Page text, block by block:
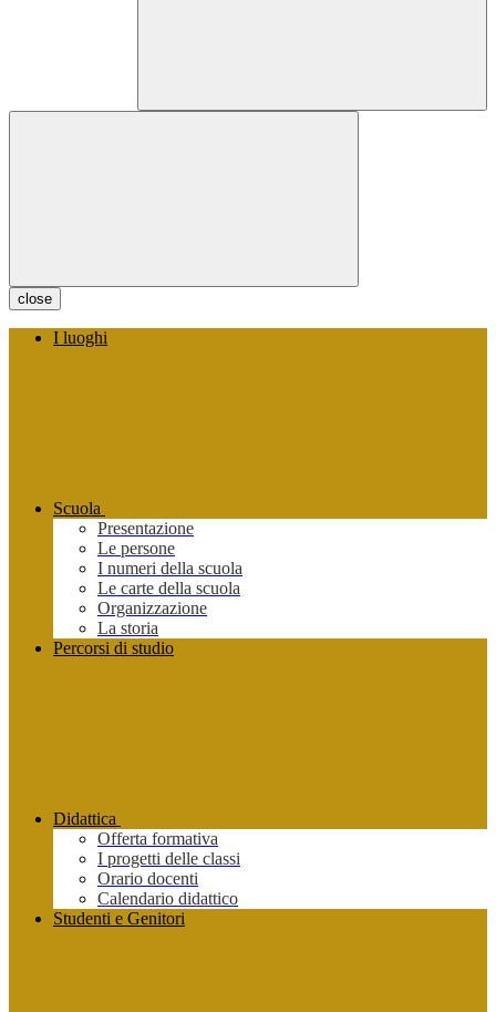
close
I luoghi
Scuola
Presentazione
Le persone
I numeri della scuola
Le carte della scuola
Organizzazione
La storia
Percorsi di studio
Didattica
Offerta formativa
I progetti delle classi
Orario docenti
Calendario didattico
Studenti e Genitori